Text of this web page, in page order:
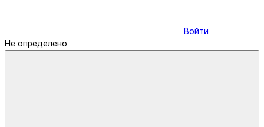
Войти
Не определено